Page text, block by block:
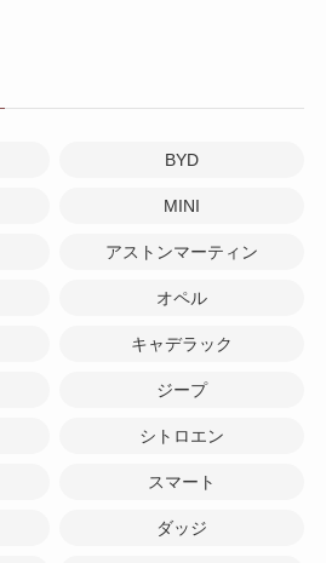
BYD
MINI
アストンマーティン
オペル
キャデラック
ジープ
シトロエン
スマート
ダッジ